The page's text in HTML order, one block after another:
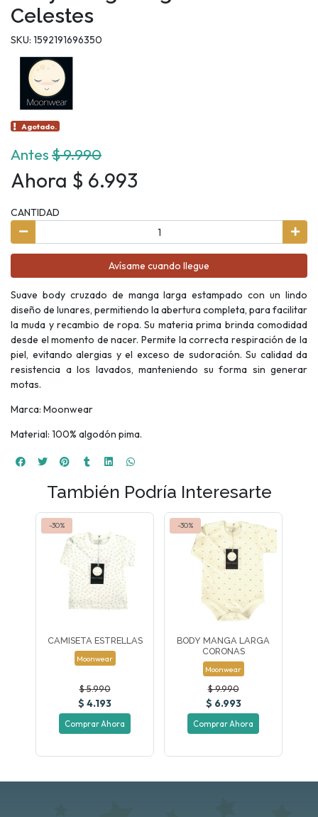
Celestes
SKU: 1592191696350
Agotado.
Antes$ 9.990
Ahora $ 6.993
CANTIDAD
Avísame cuando llegue
Suave body cruzado de manga larga estampado con un lindo
diseño de lunares, permitiendo la abertura completa, para facilitar
la muda y recambio de ropa. Su materia prima brinda comodidad
desde el momento de nacer. Permite la correcta respiración de la
piel, evitando alergias y el exceso de sudoración. Su calidad da
resistencia a los lavados, manteniendo su forma sin generar
motas.
Marca: Moonwear
Material: 100% algodón pima.
También Podría Interesarte
-30%
CAMISETA ESTRELLAS
Moonwear
$ 5.990
$ 4.193
Comprar Ahora
-30%
BODY MANGA LARGA
CORONAS
Moonwear
$ 9.990
$ 6.993
Comprar Ahora